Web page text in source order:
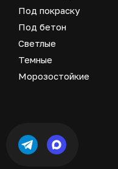
Под покраску
Под бетон
Светлые
Темные
Морозостойкие